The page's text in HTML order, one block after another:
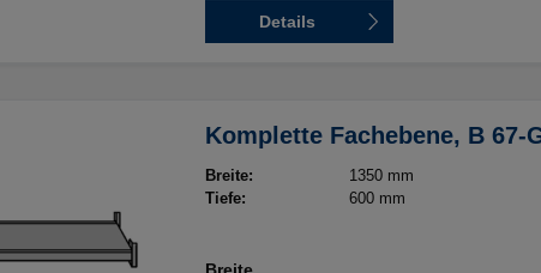
Details
Komplette Fachebene, B 67-
Breite:
1350 mm
Tiefe:
600 mm